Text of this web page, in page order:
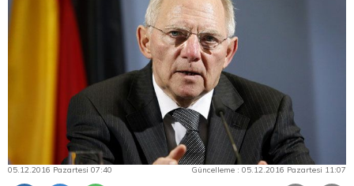
05.12.2016 Pazartesi 07:40 Güncelleme : 05.12.2016 Pazartesi 11:07